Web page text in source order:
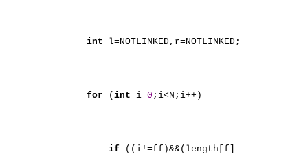
int l=NOTLINKED,r=NOTLINKED;
for ( int i=0 ;i<N;i++)
if ((i!=ff)&&(length[f]